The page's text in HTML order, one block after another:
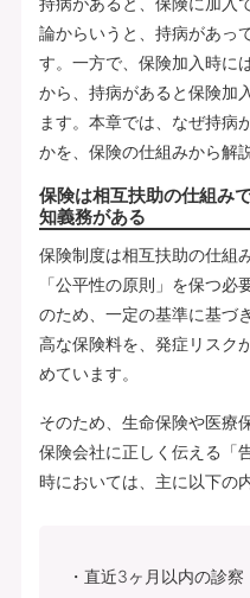
論からいうと、持病があっ
す。一方で、保険加入時に
から、持病があると保険加
ます。本章では、なぜ持病
かを、保険の仕組みから解
保険は相互扶助の仕組み
知義務がある
保険制度は相互扶助の仕組
「公平性の原則」を保つ
のため、一定の基準に基づ
高な保険料を、発症リスク
めています。
そのため、生命保険や医療
保険会社に正しく伝える「
時においては、主に以下の
直近3ヶ月以内の診